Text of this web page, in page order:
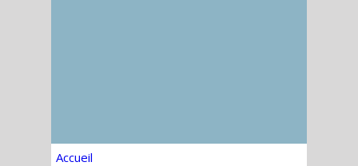
Accueil